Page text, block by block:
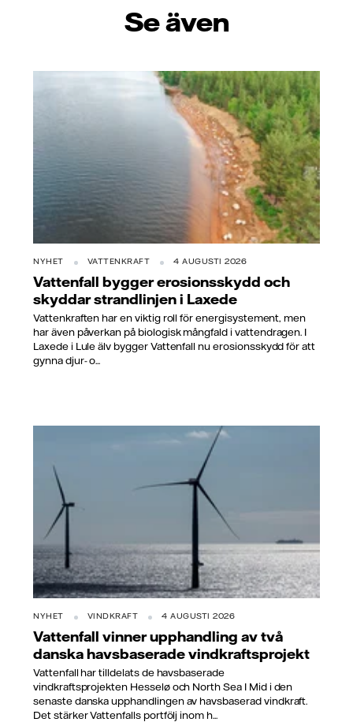
Se även
NYHET VATTENKRAFT 4 AUGUSTI 2026
Vattenfall bygger erosionsskydd och
skyddar strandlinjen i Laxede
Vattenkraften har en viktig roll för energisystement, men
har även påverkan på biologisk mångfald i vattendragen. I
Laxede i Lule älv bygger Vattenfall nu erosionsskydd för att
gynna djur- o...
NYHET VINDKRAFT 4 AUGUSTI 2026
Vattenfall vinner upphandling av två
danska havsbaserade vindkraftsprojekt
Vattenfall har tilldelats de havsbaserade
vindkraftsprojekten Hesselø och North Sea I Mid i den
senaste danska upphandlingen av havsbaserad vindkraft.
Det stärker Vattenfalls portfölj inom h...